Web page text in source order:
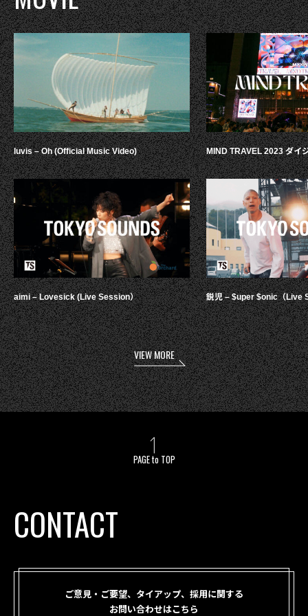
luvis – Oh (Official Music Video)
aimi – Lovesick (Live Session）
MIND TRAVEL 2023 ダイ
鋭児 – $uper $onic（Live
VIEW MORE
PAGE to TOP
CONTACT
ご意見・ご要望、タイアップ、採用に関する
お問い合わせはこちら